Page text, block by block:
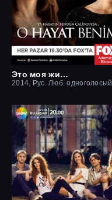
Это моя жизнь
2014, Рус. Люб. одноголосый